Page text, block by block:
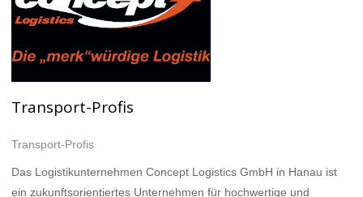
Transport-Profis
Transport-Profis
Das Logistikunternehmen Concept Logistics GmbH in Hanau ist
ein zukunftsorientiertes Unternehmen für hochwertige und